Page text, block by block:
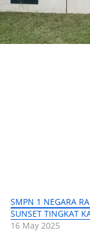
SMPN 1 NEGARA
SUNSET TINGKAT
16 May 2025